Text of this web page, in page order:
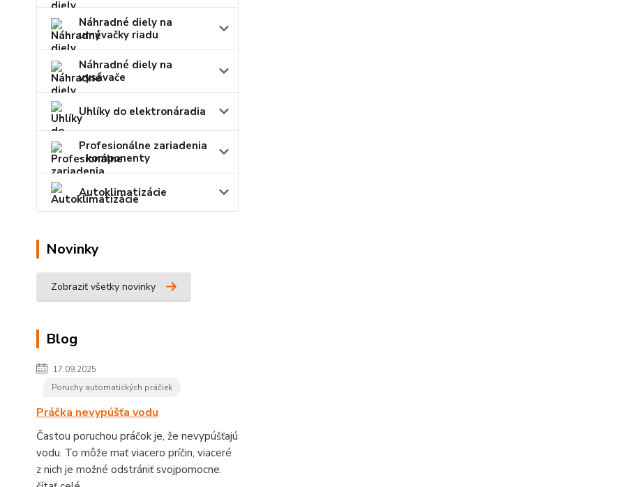
Náhradné diely na
umývačky riadu
Náhradné diely na
vysávače
Uhlíky do elektronáradia
Profesionálne zariadenia
- komponenty
Autoklimatizácie
Novinky
Zobraziť všetky novinky
Blog
17.09.2025
Poruchy automatických práčiek
Práčka nevypúšťa vodu
Častou poruchou práčok je, že nevypúšťajú
vodu. To môže mať viacero príčin, viaceré
z nich je možné odstrániť svojpomocne.